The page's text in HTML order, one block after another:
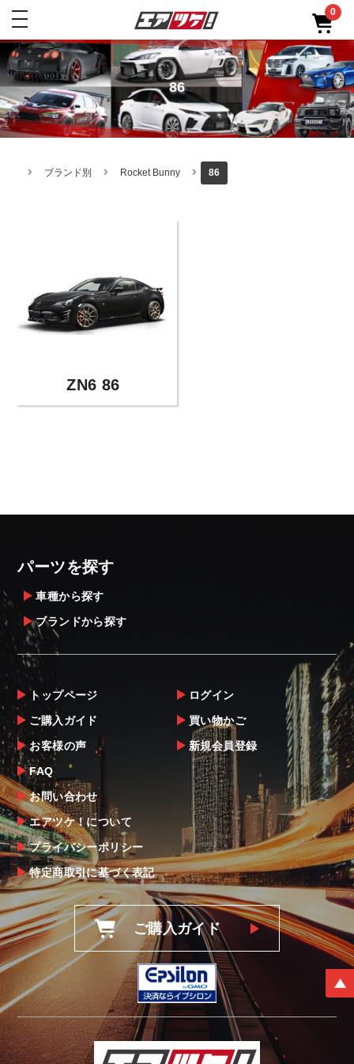
toggle
0
86
ブランド別 Rocket Bunny 86
ZN6 86
パーツを探す
車種から探す
ブランドから探す
トップページ
ご購入ガイド
お客様の声
FAQ
お問い合わせ
エアツケ！について
プライバシーポリシー
特定商取引に基づく表記
ログイン
買い物かご
新規会員登録
ご購入ガイド